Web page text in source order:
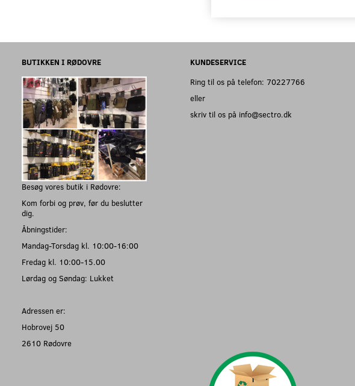
BUTIKKEN I RØDOVRE
Besøg vores butik i Rødovre:
Kom forbi og prøv, før du beslutter
dig.
Åbningstider:
Mandag-Torsdag kl. 10:00-16:00
Fredag kl. 10:00-15.00
Lørdag og Søndag: Lukket
Adressen er:
Hobrovej 50
2610 Rødovre
KUNDESERVICE
Ring til os på telefon: 70227766
eller
skriv til os på info@sectro.dk